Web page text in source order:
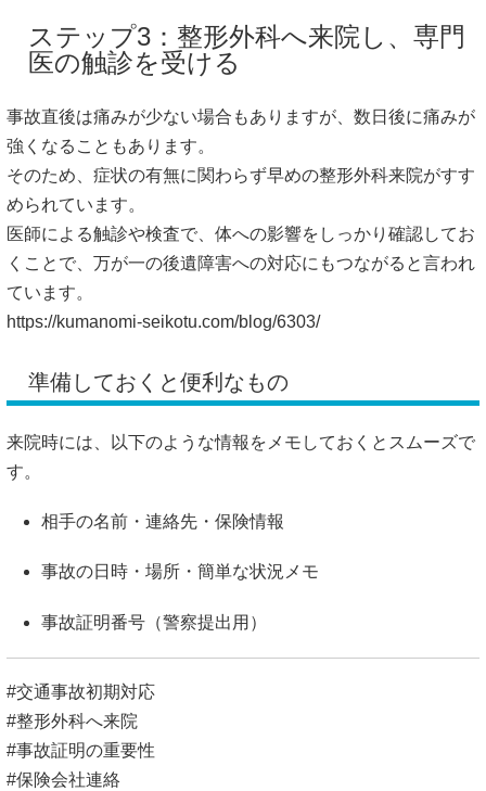
ステップ3：整形外科へ来院し、専門
医の触診を受ける
事故直後は痛みが少ない場合もありますが、数日後に痛みが
強くなることもあります。
そのため、症状の有無に関わらず早めの整形外科来院がすす
められています。
医師による触診や検査で、体への影響をしっかり確認してお
くことで、万が一の後遺障害への対応にもつながると言われ
ています。
https://kumanomi-seikotu.com/blog/6303/
準備しておくと便利なもの
来院時には、以下のような情報をメモしておくとスムーズで
す。
相手の名前・連絡先・保険情報
事故の日時・場所・簡単な状況メモ
事故証明番号（警察提出用）
#交通事故初期対応
#整形外科へ来院
#事故証明の重要性
#保険会社連絡